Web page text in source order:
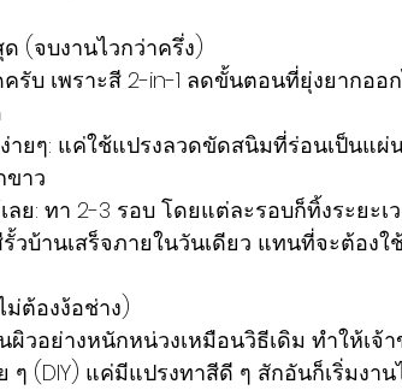
(จบงานไวกว่าครึ่ง)
บ เพราะสี 2-in-1 ลดขั้นตอนที่ยุ่งยากออ
ายๆ: แค่ใช้แปรงลวดขัดสนิมที่ร่อนเป็นแผ่
ขาว
ลย: ทา 2-3 รอบ โดยแต่ละรอบก็ทิ้งระยะ
บ้านเสร็จภายในวันเดียว แทนที่จะต้องใ
ม่ต้องง้อช่าง)
ผิวอย่างหนักหน่วงเหมือนวิธีเดิม ทำให้เ
ๆ (DIY) แค่มีแปรงทาสีดี ๆ สักอันก็เริ่มงา